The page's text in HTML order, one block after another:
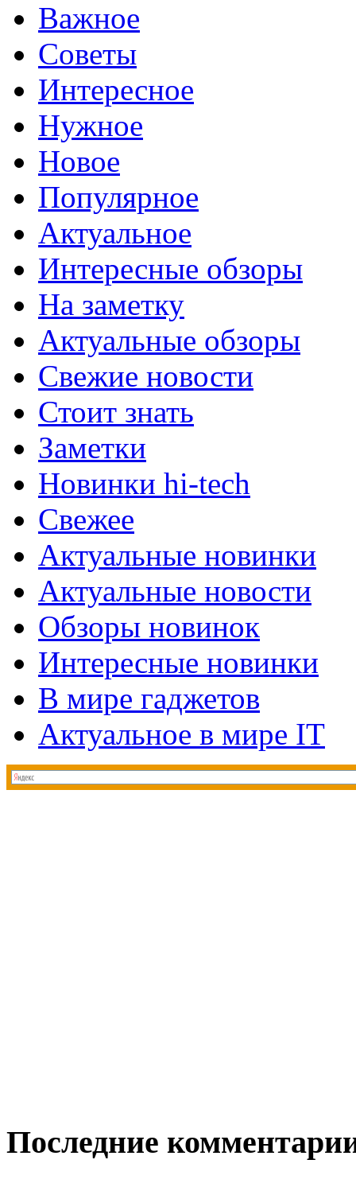
Важное
Советы
Интересное
Нужное
Новое
Популярное
Актуальное
Интересные обзоры
На заметку
Актуальные обзоры
Свежие новости
Стоит знать
Заметки
Новинки hi-tech
Свежее
Актуальные новинки
Актуальные новости
Обзоры новинок
Интересные новинки
В мире гаджетов
Актуальное в мире IT
Последние